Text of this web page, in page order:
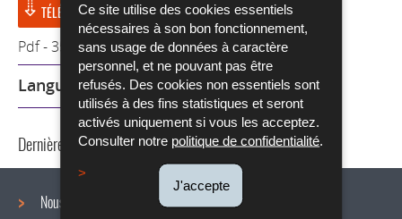
Ce site utilise des cookies essentiels
nécessaires à son bon fonctionnement,
sans usage de données à caractère
personnel, et ne pouvant pas être
refusés. Des cookies non essentiels sont
utilisés à des fins statistiques et seront
activés uniquement si vous les acceptez.
Consulter notre politique de confidentialité
J'accepte
Langue :Allemand
Pdf - 350 Ko - 8 page(s)
TÉLÉCHARGER
Dernière mise à jour14/05/2021
Nous connaître